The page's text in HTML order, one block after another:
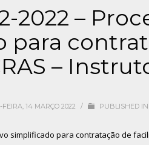
2022 –
para
–
14 MARÇO 2022 / PUBLISHED IN
simplificado para contratação de